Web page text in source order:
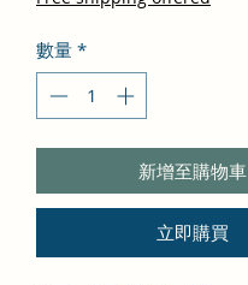
數量 *
新增至購物車
立即購買